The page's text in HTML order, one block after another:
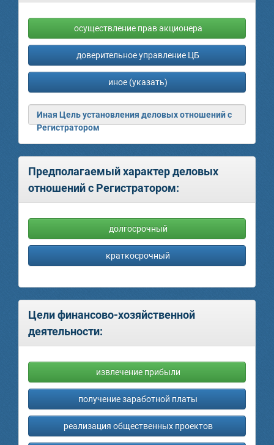
осуществление прав акционера
доверительное управление ЦБ
иное (указать)
Иная Цель установления деловых отношений с
Регистратором
Предполагаемый характер деловых
отношений с Регистратором:
долгосрочный
краткосрочный
Цели финансово-хозяйственной
деятельности:
извлечение прибыли
получение заработной платы
реализация общественных проектов